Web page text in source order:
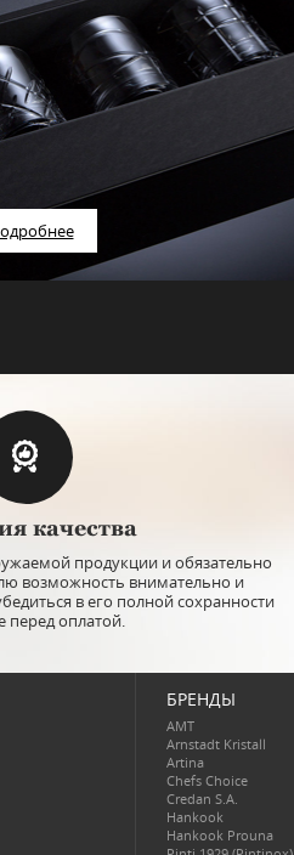
качества
продукции и обязательно
возможность внимательно и
в его полной сохранности
перед оплатой.
БРЕНДЫ
AMT
Arnstadt Kristall
Artina
Chefs Choice
Credan S.A.
Hankook
Hankook Prouna